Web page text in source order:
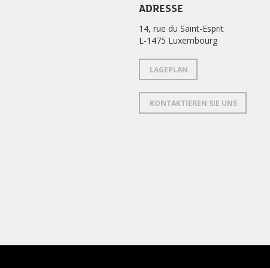
ADRESSE
14, rue du Saint-Esprit
L-1475 Luxembourg
LAGEPLAN
KONTAKTIEREN SIE UNS